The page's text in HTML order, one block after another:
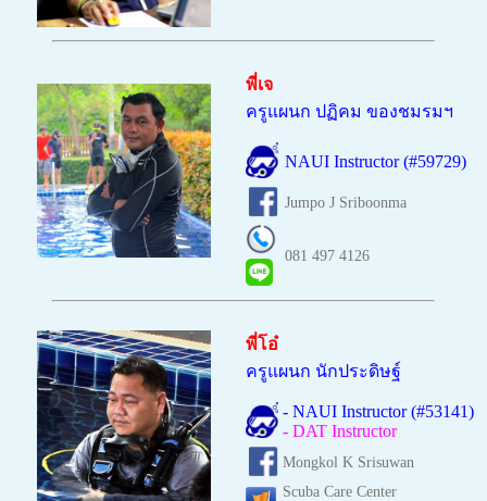
พี่เจ
ครูแผนก ปฏิคม ของชมรมฯ
NAUI Instructor (#59729)
Jumpo J Sriboonma
081 497 4126
พี่โอ๋
ครูแผนก นักประดิษฐ์
- NAUI Instructor (#53141)
- DAT Instructor
Mongkol K Srisuwan
Scuba Care Center